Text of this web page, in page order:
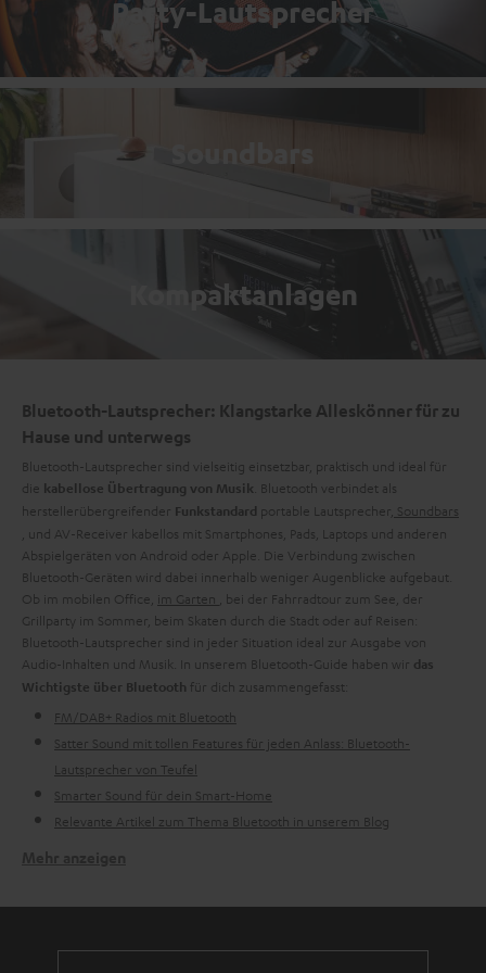
Party-Lautsprecher
Soundbars
Kompaktanlagen
Bluetooth-Lautsprecher: Klangstarke Alleskönner für zu
Hause und unterwegs
Bluetooth-Lautsprecher sind vielseitig einsetzbar, praktisch und ideal für
die kabellose Übertragung von Musik . Bluetooth verbindet als
herstellerübergreifender Funkstandard portable Lautsprecher, Soundbars
, und AV-Receiver kabellos mit Smartphones, Pads, Laptops und anderen
Abspielgeräten von Android oder Apple. Die Verbindung zwischen
Bluetooth-Geräten wird dabei innerhalb weniger Augenblicke aufgebaut.
Ob im mobilen Office, im Garten
, bei der Fahrradtour zum See, der
Grillparty im Sommer, beim Skaten durch die Stadt oder auf Reisen:
Bluetooth-Lautsprecher sind in jeder Situation ideal zur Ausgabe von
Audio-Inhalten und Musik. In unserem Bluetooth-Guide haben wir das
Wichtigste über Bluetooth für dich zusammengefasst:
FM/DAB+ Radios mit Bluetooth
Satter Sound mit tollen Features für jeden Anlass: Bluetooth-
Lautsprecher von Teufel
Smarter Sound für dein Smart-Home
Relevante Artikel zum Thema Bluetooth in unserem Blog